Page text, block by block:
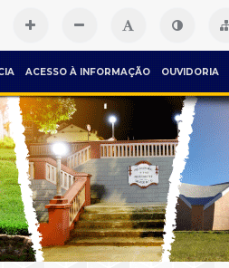
ACESSO À INFORMAÇÃO OUVIDORIA